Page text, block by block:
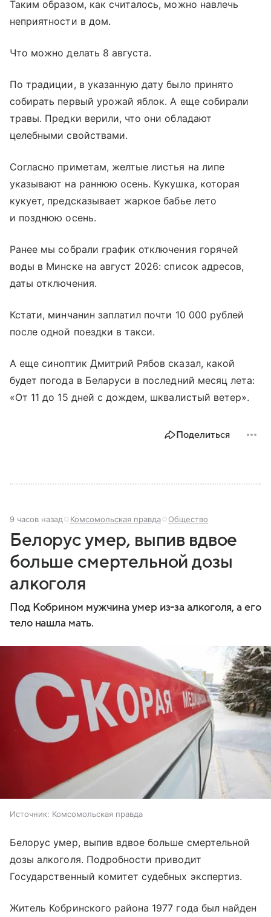
Таким образом, как считалось, можно навлечь
неприятности в дом.
Что можно делать 8 августа.
По традиции, в указанную дату было принято
собирать первый урожай яблок. А еще собирали
травы. Предки верили, что они обладают
целебными свойствами.
Согласно приметам, желтые листья на липе
указывают на раннюю осень. Кукушка, которая
кукует, предсказывает жаркое бабье лето
и позднюю осень.
Ранее мы собрали график отключения горячей
воды в Минске на август 2026: список адресов,
даты отключения.
Кстати, минчанин заплатил почти 10 000 рублей
после одной поездки в такси.
А еще синоптик Дмитрий Рябов сказал, какой
будет погода в Беларуси в последний месяц лета:
«От 11 до 15 дней с дождем, шквалистый ветер».
Поделиться
9 часов назад Комсомольская правда Общество
Белорус умер, выпив вдвое
больше смертельной дозы
алкоголя
Под Кобрином мужчина умер из-за алкоголя, а его
тело нашла мать.
Источник: Комсомольская правда
Белорус умер, выпив вдвое больше смертельной
дозы алкоголя. Подробности приводит
Государственный комитет судебных экспертиз.
Житель Кобринского района 1977 года был найден